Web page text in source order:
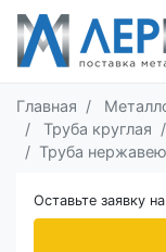
Главная
Труба круглая
Труба
Оставьте заявку